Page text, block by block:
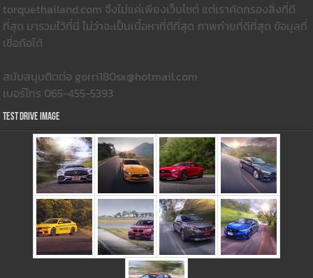
torquethailand.com จึงไม่แค่เพียงเว็บไซต์ แต่เราคัดกรองสิ่งที่ดี
ที่สุด มารวมใว้ที่นี่ ไม่ว่าจะเป็นเนื้อหาที่ดีที่สุด ภาพถ่ายที่ดีที่สุด ข้อมูลที่
เชื่อถือได้
สนับสนุนติดต่อ gorri180sx@hotmail.com
เบอร์โทร 065-455-5393
Test Drive Image